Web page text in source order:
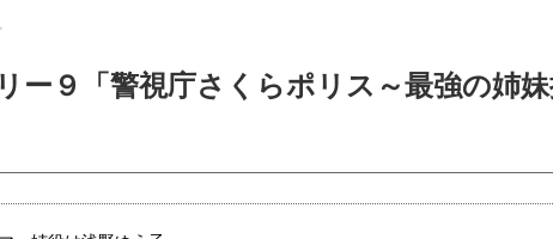
ー９「警視庁さくらポリス～最強の姉